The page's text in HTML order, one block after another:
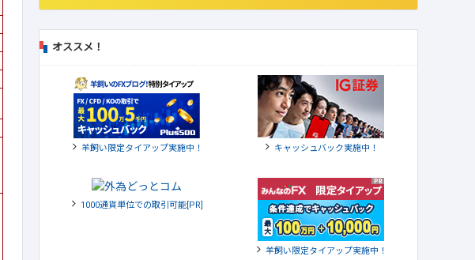
オススメ！
羊飼い限定タイアップ実施中！ キャッシュバック実施中！
1000通貨単位での取引可能[PR]
羊飼い限定タイアップ実施中！